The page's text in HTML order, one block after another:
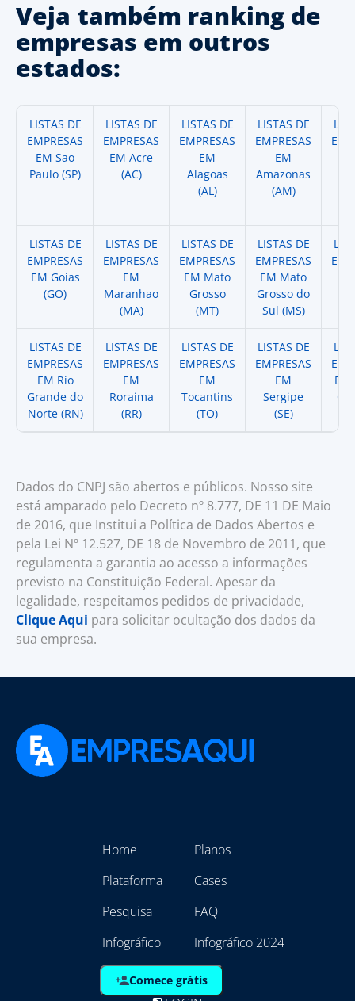
Veja também ranking de
empresas em outros
estados:
LISTAS DE
EMPRESAS
EM Sao
Paulo (SP)
LISTAS DE
EMPRESAS
EM Acre
(AC)
LISTAS DE
EMPRESAS
EM
Alagoas
(AL)
LISTAS DE
EMPRESAS
EM
Amazonas
(AM)
LISTAS DE
EMPRESAS
EM Goias
(GO)
LISTAS DE
EMPRESAS
EM
Maranhao
(MA)
LISTAS DE
EMPRESAS
EM Mato
Grosso
(MT)
LISTAS DE
EMPRESAS
EM Mato
Grosso do
Sul (MS)
LISTAS DE
EMPRESAS
EM Rio
Grande do
Norte (RN)
LISTAS DE
EMPRESAS
EM
Roraima
(RR)
LISTAS DE
EMPRESAS
EM
Tocantins
(TO)
LISTAS DE
EMPRESAS
EM
Sergipe
(SE)
EM
Dados do CNPJ são abertos e públicos. Nosso site
está amparado pelo Decreto nº 8.777, DE 11 DE Maio
de 2016, que Institui a Política de Dados Abertos e
pela Lei Nº 12.527, DE 18 de Novembro de 2011, que
regulamenta a garantia ao acesso a informações
previsto na Constituição Federal. Apesar da
legalidade, respeitamos pedidos de privacidade,
Clique Aqui para solicitar ocultação dos dados da
sua empresa.
Home
Plataforma
Pesquisa
Infográfico
Planos
Cases
FAQ
Infográfico 2024
Comece grátis